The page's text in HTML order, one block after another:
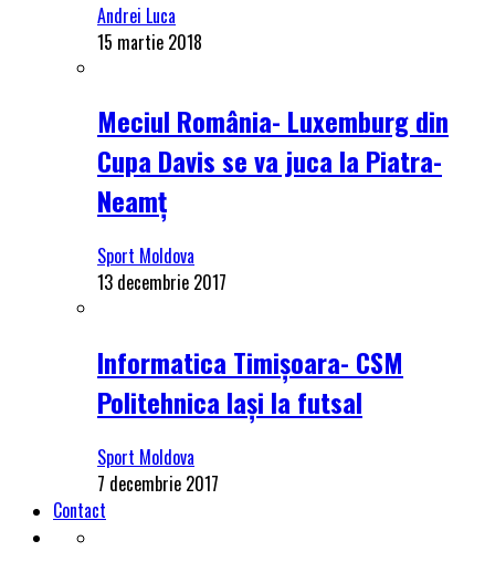
Andrei Luca
15 martie 2018
Meciul România- Luxemburg din
Cupa Davis se va juca la Piatra-
Neamț
Sport Moldova
13 decembrie 2017
Informatica Timișoara- CSM
Politehnica Iași la futsal
Sport Moldova
7 decembrie 2017
Contact